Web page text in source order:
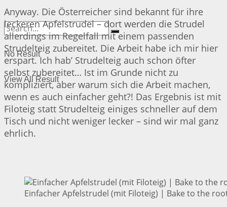
No Result
View All Result
Anyway. Die Österreicher sind bekannt für ihre
leckeren Apfelstrudel – dort werden die Strudel
allerdings im Regelfall mit einem passenden
Strudelteig zubereitet. Die Arbeit habe ich mir hier
erspart. Ich hab’ Strudelteig auch schon öfter
selbst zubereitet… Ist im Grunde nicht zu
kompliziert, aber warum sich die Arbeit machen,
wenn es auch einfacher geht?! Das Ergebnis ist mit
Filoteig statt Strudelteig einiges schneller auf dem
Tisch und nicht weniger lecker – sind wir mal ganz
ehrlich.
Einfacher Apfelstrudel (mit Filoteig) | Bake to the